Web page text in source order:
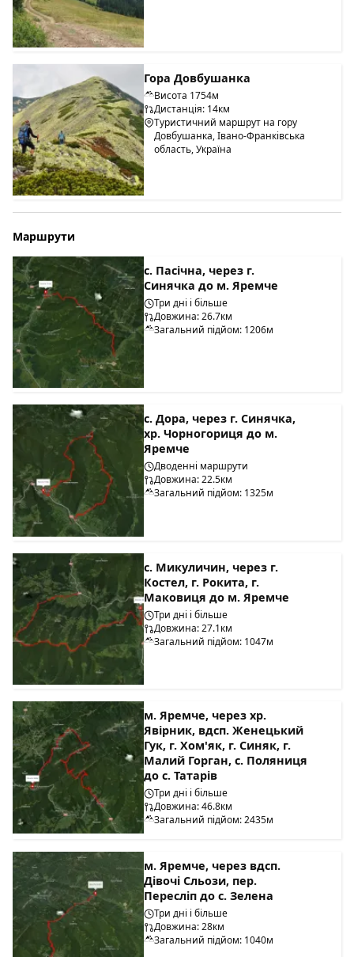
Гора Довбушанка
Висота 1754м
Дистанція: 14км
Туристичний маршрут на гору
Довбушанка, Івано-Франківська
область, Україна
Маршрути
с. Пасічна, через г.
Синячка до м. Яремче
Три дні і більше
Довжина: 26.7км
Загальний підйом: 1206м
с. Дора, через г. Синячка,
хр. Чорногориця до м.
Яремче
Дводенні маршрути
Довжина: 22.5км
Загальний підйом: 1325м
с. Микуличин, через г.
Костел, г. Рокита, г.
Маковиця до м. Яремче
Три дні і більше
Довжина: 27.1км
Загальний підйом: 1047м
м. Яремче, через хр.
Явірник, вдсп. Женецький
Гук, г. Хом'як, г. Синяк, г.
Малий Горган, с. Поляниця
до с. Татарів
Три дні і більше
Довжина: 46.8км
Загальний підйом: 2435м
м. Яремче, через вдсп.
Дівочі Сльози, пер.
Пересліп до с. Зелена
Три дні і більше
Довжина: 28км
Загальний підйом: 1040м